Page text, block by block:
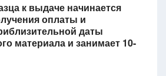
к выдаче начинается
оплаты и
даты
материала и занимает 10-